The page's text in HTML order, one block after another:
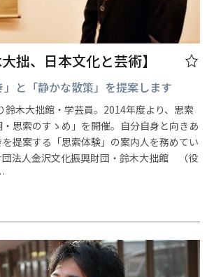
拙、日本文化と芸術】
」と「静かな散策」を提案します
鈴木大拙館・学芸員。2014年度より、思索
思索のすゝめ」を開催。自分自身と向きあ
提案する「思索体験」の案内人を務めてい
団法人金沢文化振興財団・鈴木大拙館 （役